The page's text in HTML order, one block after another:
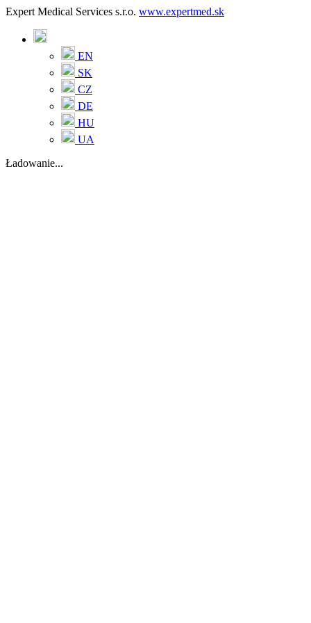
Expert Medical Services s.r.o. www.expertmed.sk
EN
SK
CZ
DE
HU
UA
Ładowanie...